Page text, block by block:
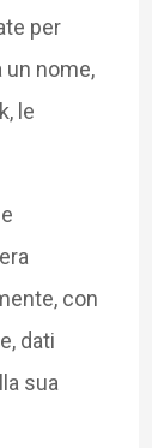
per
nome,
le
con
dati
sua